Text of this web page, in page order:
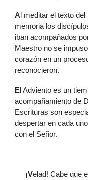
Al meditar el texto
memoria los
iban acompañados
Maestro no se
corazón en un
reconocieron.
El Adviento es un
acompañamiento de
Escrituras son
despertar en cada
con el Señor.
¡Velad! Cabe que